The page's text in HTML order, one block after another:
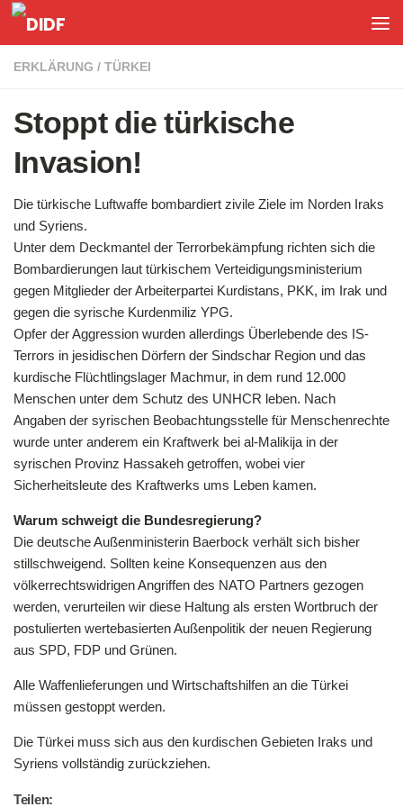
Unter dem Inhalt
ERKLÄRUNG / TÜRKEI
Stoppt die türkische
Invasion!
Die türkische Luftwaffe bombardiert zivile Ziele im Norden Iraks
und Syriens.
Unter dem Deckmantel der Terrorbekämpfung richten sich die
Bombardierungen laut türkischem Verteidigungsministerium
gegen Mitglieder der Arbeiterpartei Kurdistans, PKK, im Irak und
gegen die syrische Kurdenmiliz YPG.
Opfer der Aggression wurden allerdings Überlebende des IS-
Terrors in jesidischen Dörfern der Sindschar Region und das
kurdische Flüchtlingslager Machmur, in dem rund 12.000
Menschen unter dem Schutz des UNHCR leben. Nach
Angaben der syrischen Beobachtungsstelle für Menschenrechte
wurde unter anderem ein Kraftwerk bei al-Malikija in der
syrischen Provinz Hassakeh getroffen, wobei vier
Sicherheitsleute des Kraftwerks ums Leben kamen.
Warum schweigt die Bundesregierung?
Die deutsche Außenministerin Baerbock verhält sich bisher
stillschweigend. Sollten keine Konsequenzen aus den
völkerrechtswidrigen Angriffen des NATO Partners gezogen
werden, verurteilen wir diese Haltung als ersten Wortbruch der
postulierten wertebasierten Außenpolitik der neuen Regierung
aus SPD, FDP und Grünen.
Alle Waffenlieferungen und Wirtschaftshilfen an die Türkei
müssen gestoppt werden.
Die Türkei muss sich aus den kurdischen Gebieten Iraks und
Syriens vollständig zurückziehen.
Teilen: